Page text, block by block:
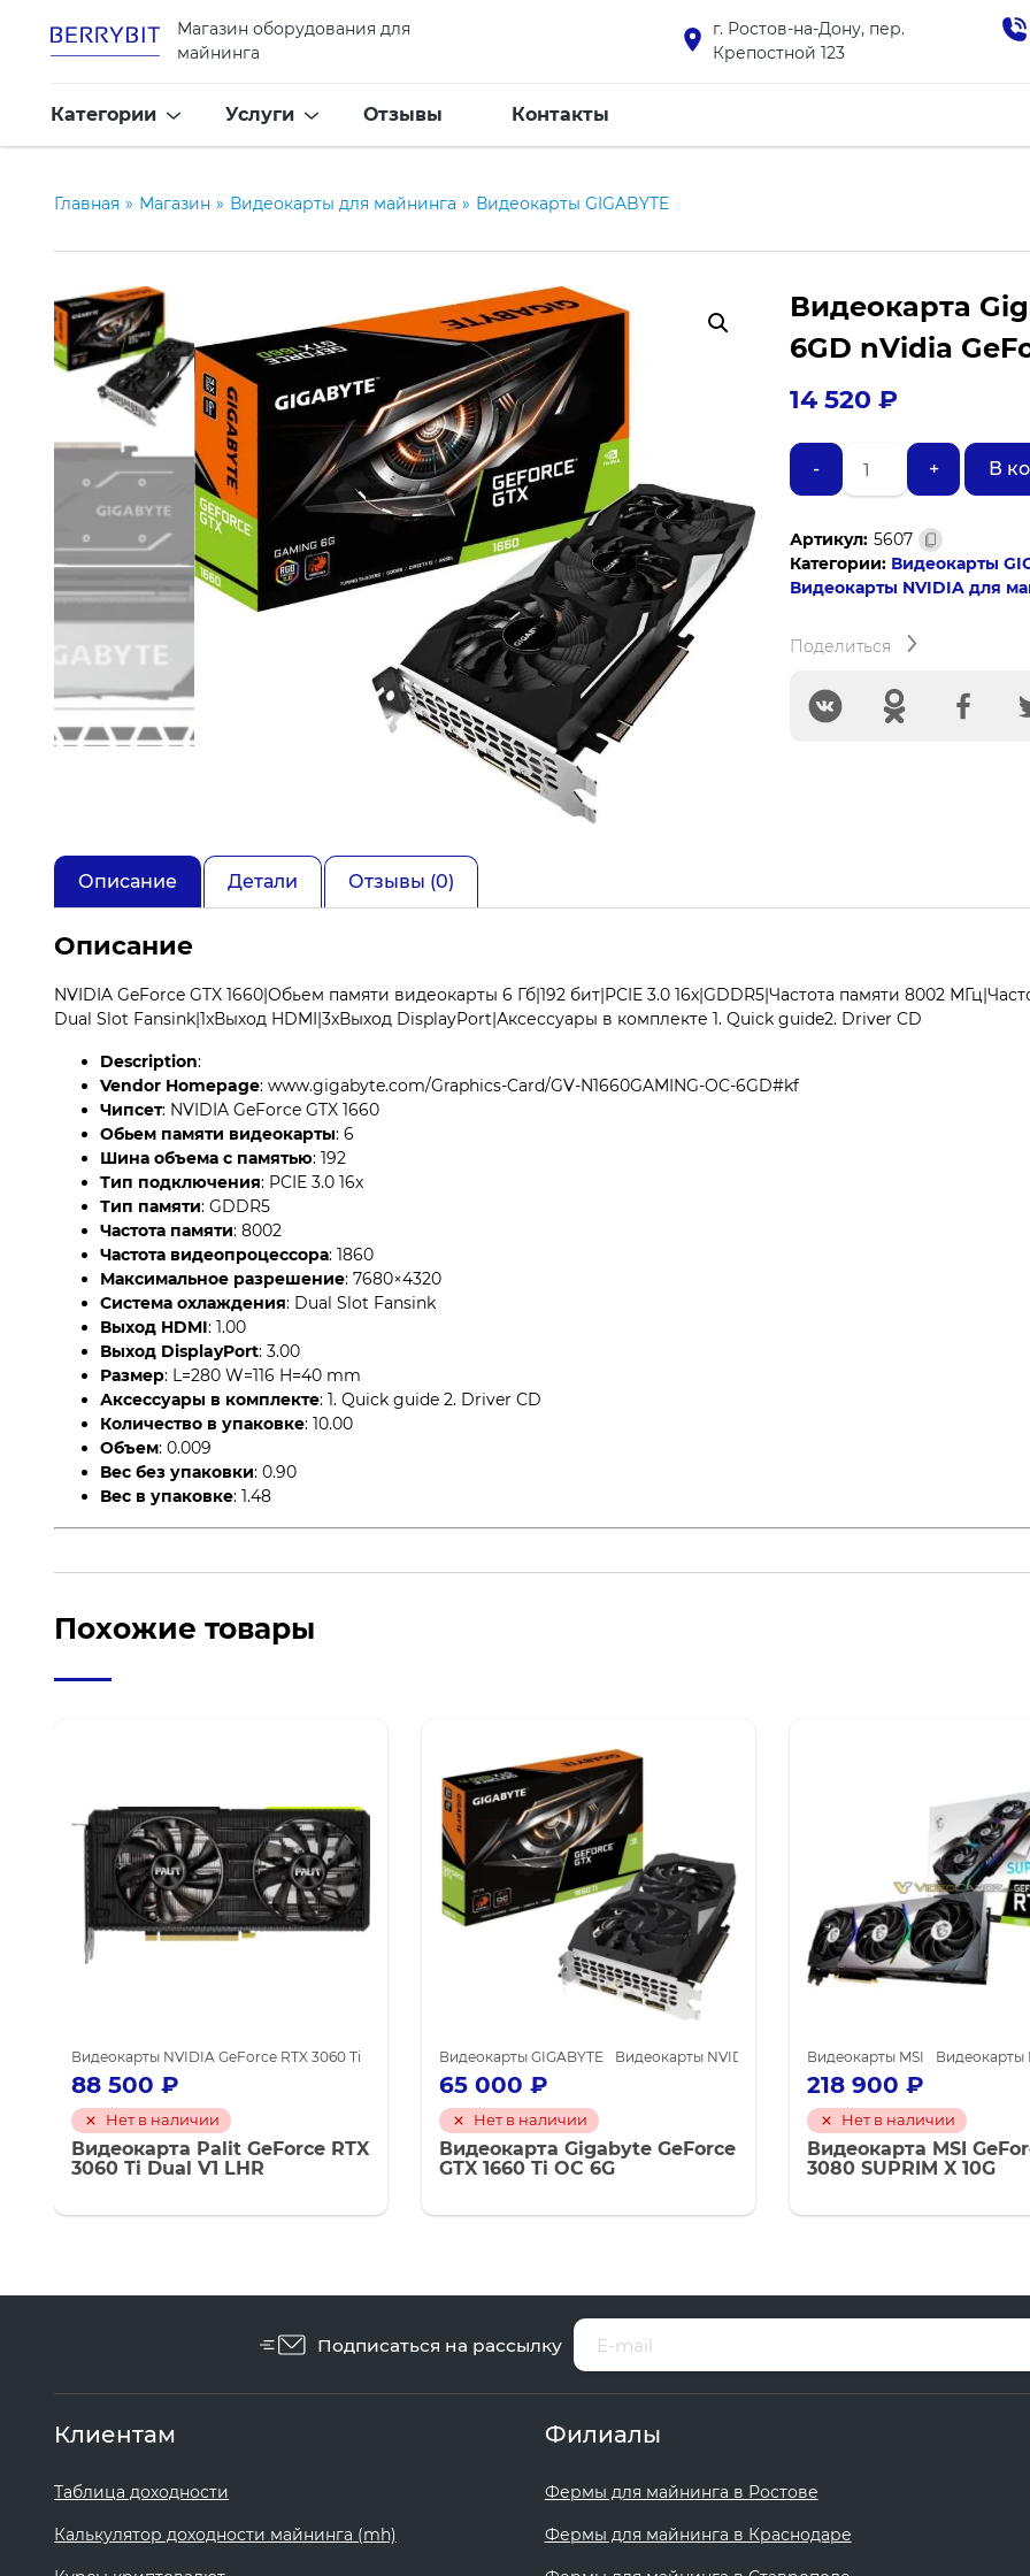
Магазин оборудования для
майнинга
г. Ростов-на-Дону, пер.
Крепостной 123
Категории Услуги Отзывы Контакты
Главная » Магазин » Видеокарты для майнинга » Видеокарты GIGABYTE
Видеокарта
6GD nVidia
14 520 ₽
-
Количество
товара
Gigabyte
PCI-
E
N1660GAMING-
nVidia
GeForce
+ В
Артикул: 5607
Категории: Видеокарты
Видеокарты NVIDIA для
Поделиться
Описание Детали Отзывы (0)
Описание
NVIDIA GeForce GTX 1660|Обьем памяти видеокарты 6 Гб|192 бит|PCIE 3.0 16x|GDDR5|Частота памяти 8002
Dual Slot Fansink|1xВыход HDMI|3xВыход DisplayPort|Аксессуары в комплекте 1. Quick guide2. Driver CD
Description:
Vendor Homepage: www.gigabyte.com/Graphics-Card/GV-N1660GAMING-OC-6GD#kf
Чипсет: NVIDIA GeForce GTX 1660
Обьем памяти видеокарты: 6
Шина объема с памятью: 192
Тип подключения: PCIE 3.0 16x
Тип памяти: GDDR5
Частота памяти: 8002
Частота видеопроцессора: 1860
Максимальное разрешение: 7680×4320
Система охлаждения: Dual Slot Fansink
Выход HDMI: 1.00
Выход DisplayPort: 3.00
Размер: L=280 W=116 H=40 mm
Аксессуары в комплекте: 1. Quick guide 2. Driver CD
Количество в упаковке: 10.00
Объем: 0.009
Вес без упаковки: 0.90
Вес в упаковке: 1.48
Похожие товары
GeForce RTX 3080 Видеокарты NVIDIA для майнинга
Видеокарты NVIDIA GeForce RTX 3060 Ti Видеокарты NVIDIA для майнинга
88 500 ₽
Нет в наличии
Видеокарта Palit GeForce RTX
3060 Ti Dual V1 LHR
Видеокарты GIGABYTE Видеокарты NVIDIA GeForce GTX 1660 Ti Видеокарты
65 000 ₽
Нет в наличии
Видеокарта Gigabyte GeForce
GTX 1660 Ti OC 6G
Видеокарты MSI Видеокарты
218 900 ₽
Нет в наличии
Видеокарта MSI
3080 SUPRIM X 10G
Подписаться на рассылку
Клиентам
Таблица доходности
Калькулятор доходности майнинга (mh)
Филиалы
Фермы для майнинга в Ростове
Фермы для майнинга в Краснодаре